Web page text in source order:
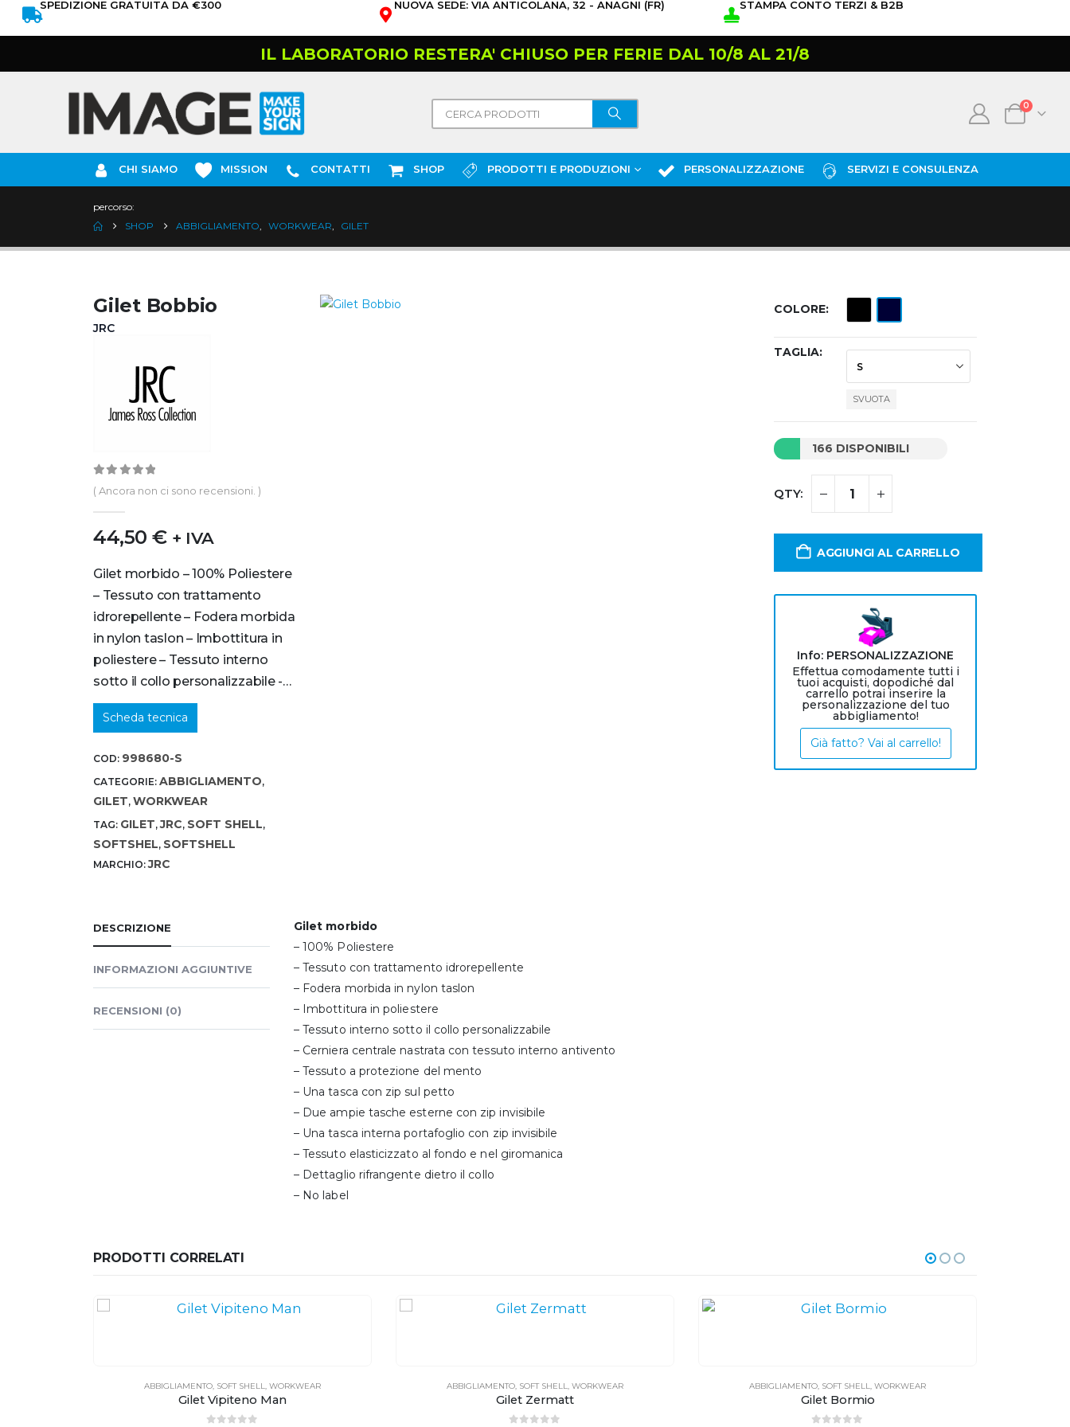
SPEDIZIONE GRATUITA DA €300 NUOVA SEDE: VIA ANTICOLANA, 32 - ANAGNI (FR) STAMPA CONTO TERZI & B2B
IL LABORATORIO RESTERA' CHIUSO PER FERIE DAL 10/8 AL 21/8
0
CHI SIAMO MISSION CONTATTI SHOP PRODOTTI E PRODUZIONI PERSONALIZZAZIONE SERVIZI E CONSULENZA
percorso:
SHOP
ABBIGLIAMENTO, WORKWEAR, GILET
Gilet Bobbio
JRC
0out of 5
( Ancora non ci sono recensioni. )
44,50€ + IVA
Gilet morbido – 100% Poliestere
– Tessuto con trattamento
idrorepellente – Fodera morbida
in nylon taslon – Imbottitura in
poliestere – Tessuto interno
sotto il collo personalizzabile -…
Scheda tecnica
COD: 998680-S
CATEGORIE: ABBIGLIAMENTO,
GILET, WORKWEAR
TAG: GILET,JRC, SOFT SHELL,
SOFTSHEL, SOFTSHELL
MARCHIO:JRC
COLORE
TAGLIA
SVUOTA
166 DISPONIBILI
AGGIUNGI AL CARRELLO
Info: PERSONALIZZAZIONE
Effettua comodamente tutti i
tuoi acquisti, dopodiché dal
carrello potrai inserire la
personalizzazione del tuo
abbigliamento!
Già fatto? Vai al carrello!
DESCRIZIONE
INFORMAZIONI AGGIUNTIVE
RECENSIONI (0)
Gilet morbido
– 100% Poliestere
– Tessuto con trattamento idrorepellente
– Fodera morbida in nylon taslon
– Imbottitura in poliestere
– Tessuto interno sotto il collo personalizzabile
– Cerniera centrale nastrata con tessuto interno antivento
– Tessuto a protezione del mento
– Una tasca con zip sul petto
– Due ampie tasche esterne con zip invisibile
– Una tasca interna portafoglio con zip invisibile
– Tessuto elasticizzato al fondo e nel giromanica
– Dettaglio rifrangente dietro il collo
– No label
PRODOTTI CORRELATI
ABBIGLIAMENTO SOFT SHELL WORKWEAR
Gilet Vipiteno Man
ABBIGLIAMENTO SOFT SHELL WORKWEAR
Gilet Zermatt
ABBIGLIAMENTO SOFT SHELL WORKWEAR
Gilet Bormio